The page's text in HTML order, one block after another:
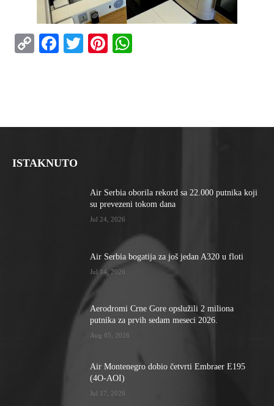
CopyFacebook
TwitterPinterest
ISTAKNUTO
Air Serbia oborila rekord sa 22.000 putnika koji
su prevezeni tokom dana
Jul 24, 2026
Air Serbia bogatija za još jedan A320 u floti
Jul 14, 2026
Aerodromi Crne Gore opslužili 2 miliona
putnika za prvih sedam meseci 2026.
Aug 05, 2026
Air Montenegro dobio četvrti Embraer E195
(4O-AOI)
Jul 17, 2026